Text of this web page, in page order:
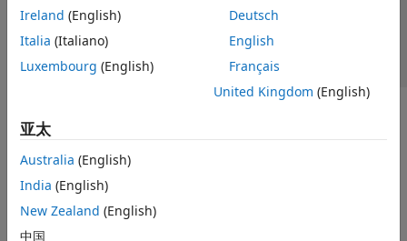
应用
AI 与统计
数学和优化
控制系统
测试和测量
射频与混合信号
无线通信
雷达
机器人与自主系统
Ireland (English)
Italia (Italiano)
Luxembourg (English)
Deutsch
English
Français
United Kingdom (English)
亚太
Australia (English)
India (English)
New Zealand (English)
中国